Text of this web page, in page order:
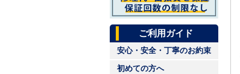
ご利用ガイド
安心・安全・丁寧のお約束
初めての方へ